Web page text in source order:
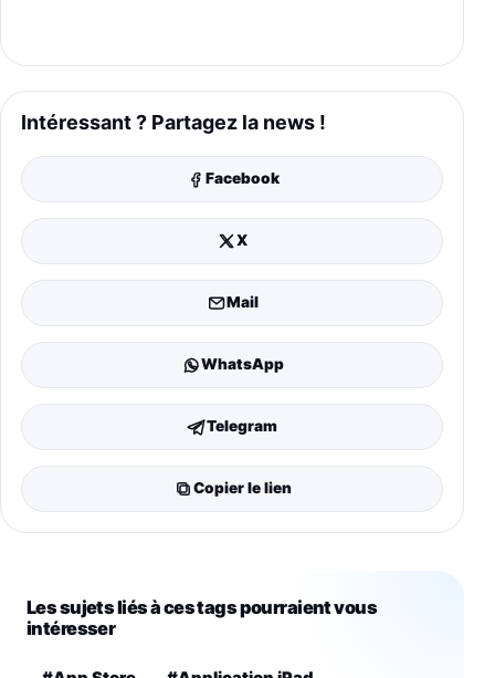
Intéressant ? Partagez la news !
Facebook
X
Mail
WhatsApp
Telegram
Copier le lien
Les sujets liés à ces tags pourraient vous
intéresser